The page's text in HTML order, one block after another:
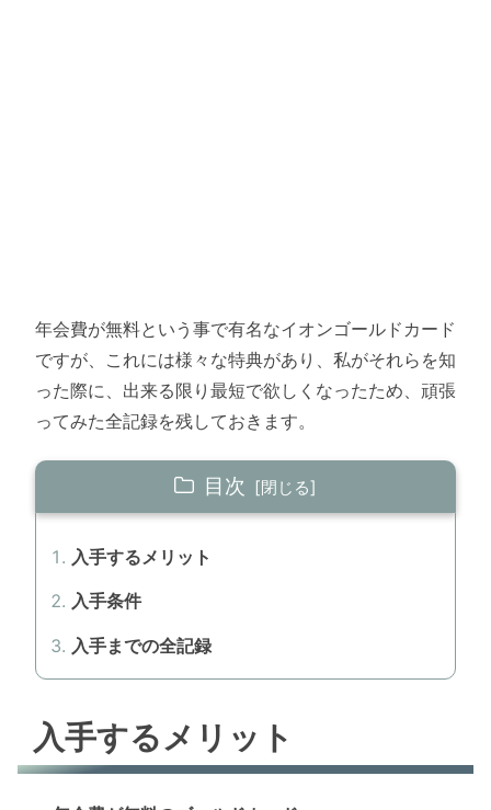
年会費が無料という事で有名なイオンゴールドカード
ですが、これには様々な特典があり、私がそれらを知
った際に、出来る限り最短で欲しくなったため、頑張
ってみた全記録を残しておきます。
目次
入手するメリット
入手条件
入手までの全記録
入手するメリット